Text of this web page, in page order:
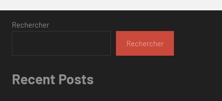
Rechercher
Rechercher
Recent Posts